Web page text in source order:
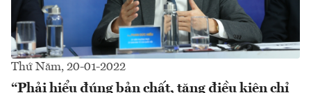
Thứ Năm, 20-01-2022
“Phải hiểu đúng bản chất, tăng điều kiện chỉ